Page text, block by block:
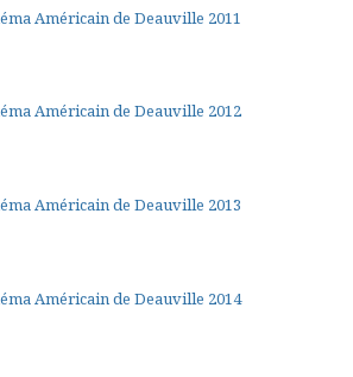
Américain de Deauville 2011
Américain de Deauville 2012
Américain de Deauville 2013
Américain de Deauville 2014